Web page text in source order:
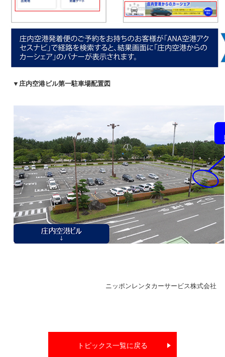
▼庄内空港ビル第一駐車場配置図
ニッポンレンタカーサービス株式会社
トピックス一覧に戻る